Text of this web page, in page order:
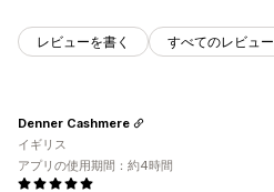
レビューを書く すべてのレビュー
Denner Cashmere
イギリス
アプリの使用期間：約4時間